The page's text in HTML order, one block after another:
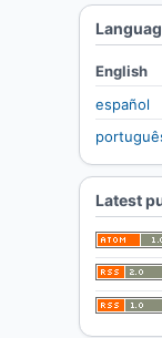
English
español
Latest